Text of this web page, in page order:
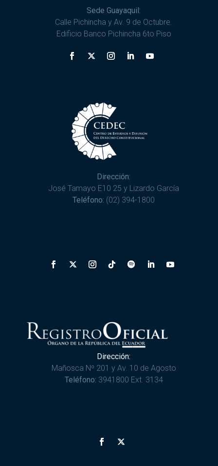
Sede Guayaquil:
Calle Pichincha y Av. 9 de Octubre.
Edificio Banco Pichincha 6to Piso
Dirección:
José Tamayo E10 25 y Lizardo García
Teléfono: (02) 394-1800
Dirección:
Mañosca Nº 201 y Av. 10 de Agosto
Teléfono: 3941800 Ext. 3134